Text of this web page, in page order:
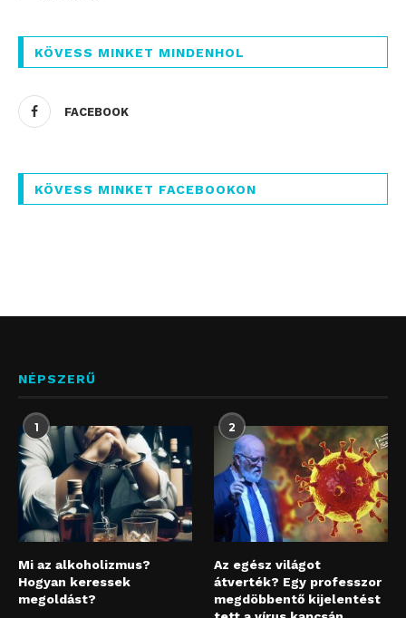
KÖVESS MINKET MINDENHOL
FACEBOOK
KÖVESS MINKET FACEBOOKON
NÉPSZERŰ
1
Mi az alkoholizmus?
Hogyan keressek
megoldást?
2
Az egész világot
átverték? Egy professzor
megdöbbentő kijelentést